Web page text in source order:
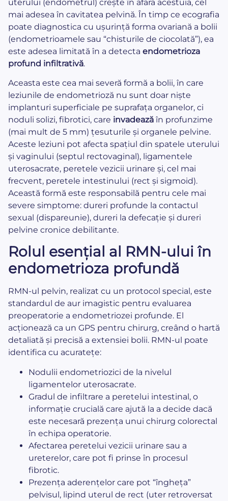
uterului (endometrul) crește în afara acestuia, cel
mai adesea în cavitatea pelvină. În timp ce ecografia
poate diagnostica cu ușurință forma ovariană a bolii
(endometrioamele sau “chisturile de ciocolată”), ea
este adesea limitată în a detecta endometrioza
profund infiltrativă.
Aceasta este cea mai severă formă a bolii, în care
leziunile de endometrioză nu sunt doar niște
implanturi superficiale pe suprafața organelor, ci
noduli solizi, fibrotici, care invadează în profunzime
(mai mult de 5 mm) țesuturile și organele pelvine.
Aceste leziuni pot afecta spațiul din spatele uterului
și vaginului (septul rectovaginal), ligamentele
uterosacrate, peretele vezicii urinare și, cel mai
frecvent, peretele intestinului (rect și sigmoid).
Această formă este responsabilă pentru cele mai
severe simptome: dureri profunde la contactul
sexual (dispareunie), dureri la defecație și dureri
pelvine cronice debilitante.
Rolul esențial al RMN-ului în
endometrioza profundă
RMN-ul pelvin, realizat cu un protocol special, este
standardul de aur imagistic pentru evaluarea
preoperatorie a endometriozei profunde. El
acționează ca un GPS pentru chirurg, creând o hartă
detaliată și precisă a extensiei bolii. RMN-ul poate
identifica cu acuratețe:
Nodulii endometriozici de la nivelul
ligamentelor uterosacrate.
Gradul de infiltrare a peretelui intestinal, o
informație crucială care ajută la a decide dacă
este necesară prezența unui chirurg colorectal
în echipa operatorie.
Afectarea peretelui vezicii urinare sau a
ureterelor, care pot fi prinse în procesul
fibrotic.
Prezența aderențelor care pot “îngheța”
pelvisul, lipind uterul de rect (uter retroversat